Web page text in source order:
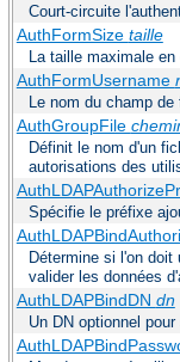
Court-circuite
AuthFormSize taille
La taille maximale
AuthFormUsername
Le nom du champ
AuthGroupFile
Définit le nom d'un
autorisations des
Spécifie le préfixe
Détermine si l'on
valider les données
AuthLDAPBindDN dn
Un DN optionnel